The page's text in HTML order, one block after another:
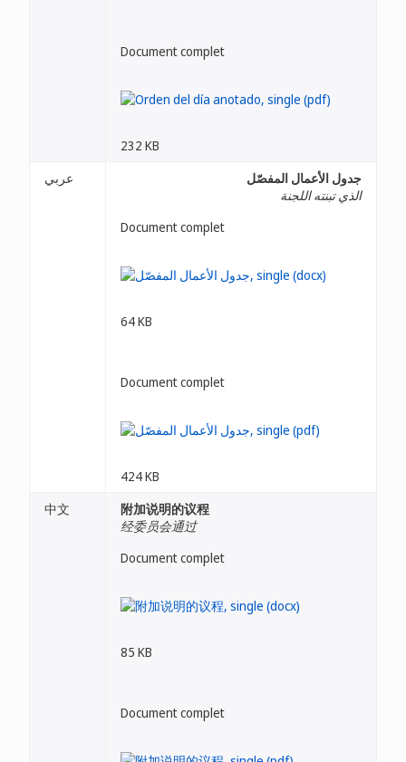
Document complet
232 KB
عربي
جدول الأعمال المفصّل
الذي تبنته اللجنة
Document complet
64 KB
Document complet
424 KB
中文
附加说明的议程
经委员会通过
Document complet
85 KB
Document complet